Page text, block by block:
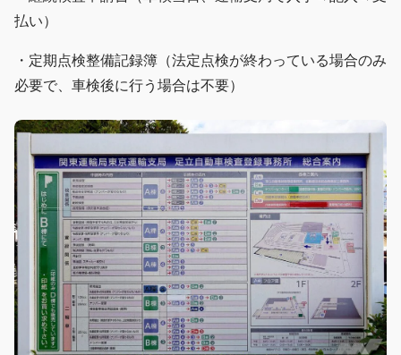
払い）
・定期点検整備記録簿（法定点検が終わっている場合のみ
必要で、車検後に行う場合は不要）